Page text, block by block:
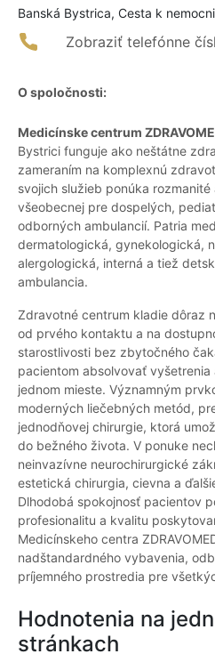
Banská Bystrica, Cesta k
Zobraziť telefónne
O spoločnosti:
Medicínske centrum
Bystrici funguje ako neštátne
zameraním na komplexnú
svojich služieb ponúka
všeobecnej pre dospelých,
odborných ambulancií. Patria
dermatologická, gynekologická,
alergologická, interná a tiež
ambulancia.
Zdravotné centrum kladie dôraz
od prvého kontaktu a na
starostlivosti bez zbytočného
pacientom absolvovať
jednom mieste. Významným
moderných liečebných metód,
jednodňovej chirurgie, ktorá
do bežného života. V ponuke
neinvazívne neurochirurgické
estetická chirurgia, cievna a
Dlhodobá spokojnosť pacientov
profesionalitu a kvalitu
Medicínskeho centra
nadštandardného vybavenia,
príjemného prostredia pre
Hodnotenia na
stránkach